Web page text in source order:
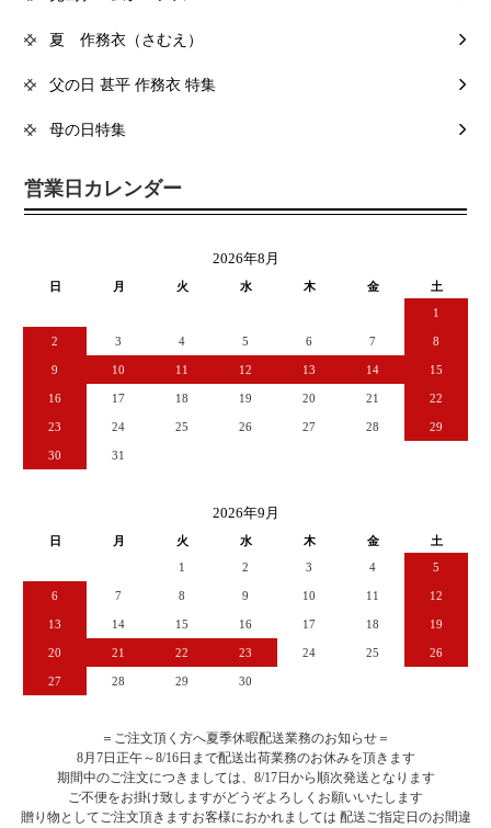
夏 作務衣（さむえ）
父の日 甚平 作務衣 特集
母の日特集
営業日カレンダー
2026年8月
日 月 火 水 木 金
土
1
2 3 4 5 6 7 8
9 10 11 12 13 14 15
16 17 18 19 20 21 22
23 24 25 26 27 28 29
30 31
2026年9月
日 月 火 水 木 金
土
1
2 3 4 5
6 7 8 9 10 11 12
13 14 15 16 17 18 19
20 21 22 23 24 25 26
27 28 29 30
＝ご注文頂く方へ夏季休暇配送業務のお知らせ＝
8月7日正午～8/16日まで配送出荷業務のお休みを頂きます
期間中のご注文につきましては、8/17日から順次発送となります
ご不便をお掛け致しますがどうぞよろしくお願いいたします
贈り物としてご注文頂きますお客様におかれましては 配送ご指定日のお間違